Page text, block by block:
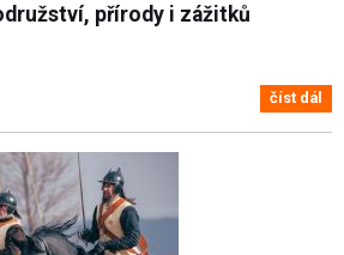
přírody i zážitků
číst dál